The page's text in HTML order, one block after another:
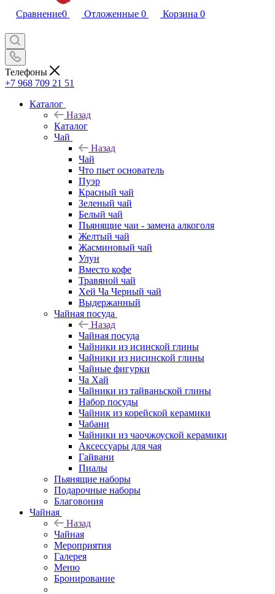
Сравнение0 Отложенные 0 Корзина 0
Телефоны
+7 968 709 21 51
Каталог
Назад
Каталог
Чай
Назад
Чай
Что пьет основатель
Пуэр
Красный чай
Зеленый чай
Белый чай
Пьянящие чаи - замена алкоголя
Желтый чай
Жасминовый чай
Улун
Вместо кофе
Травяной чай
Хей Ча Черный чай
Выдержанный
Чайная посуда
Назад
Чайная посуда
Чайники из исинской глины
Чайники из нисинской глины
Чайные фигурки
Ча Хай
Чайники из тайваньской глины
Набор посуды
Чайник из корейской керамики
Чабани
Чайники из чаочжоуской керамики
Аксессуары для чая
Гайвани
Пиалы
Пьянящие наборы
Подарочные наборы
Благовония
Чайная
Назад
Чайная
Мероприятия
Галерея
Меню
Бронирование